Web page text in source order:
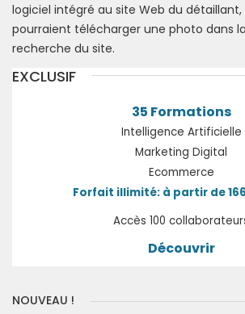
logiciel intégré au site Web du détaillant,
pourraient télécharger une photo dans
recherche du site.
EXCLUSIF
35 Formations
Intelligence Artificielle
Marketing Digital
Ecommerce
Forfait illimité: à partir de
Accès 100
Découvrir
NOUVEAU !